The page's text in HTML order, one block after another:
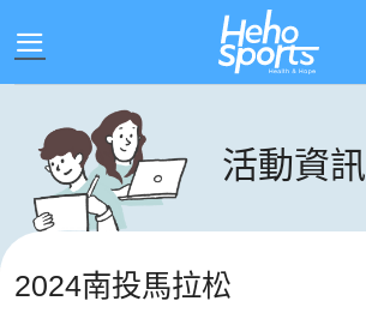
活動資訊
2024南投馬拉松